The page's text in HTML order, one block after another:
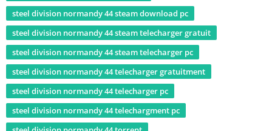
steel division normandy 44 steam download pc
steel division normandy 44 steam telecharger gratuit
steel division normandy 44 steam telecharger pc
steel division normandy 44 telecharger gratuitment
steel division normandy 44 telecharger pc
steel division normandy 44 telechargment pc